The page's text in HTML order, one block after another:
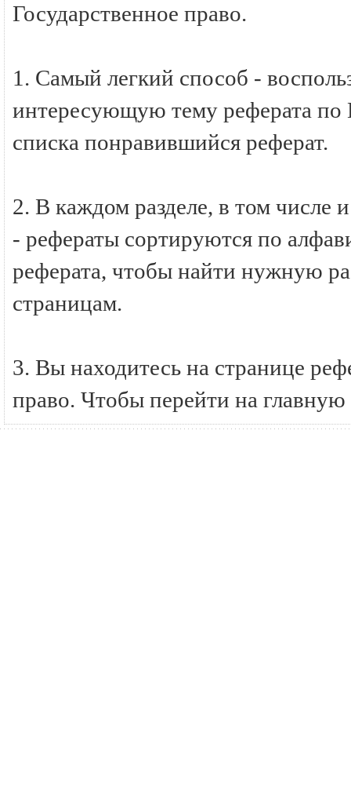
Государственное право.
1. Самый легкий способ -
интересующую тему реферата по
списка понравившийся реферат.
2. В каждом разделе, в том числе
- рефераты сортируются по
реферата, чтобы найти нужную
страницам.
3. Вы находитесь на странице
право. Чтобы перейти на